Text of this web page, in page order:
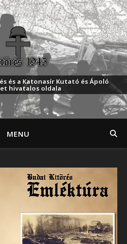
és a Katonasír Kutató és Ápoló
hivatalos oldala
MENU